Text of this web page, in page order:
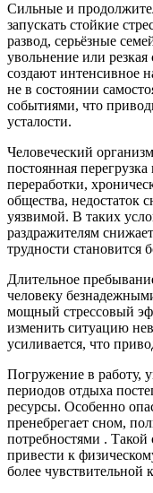
Сильные и
запускать стойкие
развод, серьёзные
увольнение или
создают интенсивное
не в состоянии
событиями, что
усталости.
Человеческий
постоянная
переработки,
общества, недостаток
уязвимой. В таких
раздражителям
трудности становится
Длительное
человеку
мощный стрессовый
изменить ситуацию
усиливается, что
Погружение в работу,
периодов отдыха
ресурсы. Особенно
пренебрегает сном,
потребностями .
привести к
более чувствительной